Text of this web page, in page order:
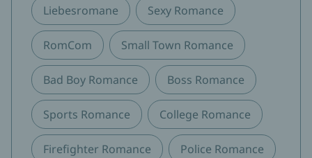
Liebesromane Sexy Romance
RomCom Small Town Romance
Bad Boy Romance Boss Romance
Sports Romance College Romance
Firefighter Romance Police Romance